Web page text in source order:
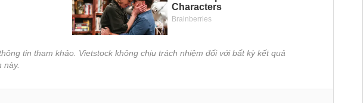
tin tham khảo. Vietstock không chịu trách nhiệm đối với bất kỳ kết quả
này.